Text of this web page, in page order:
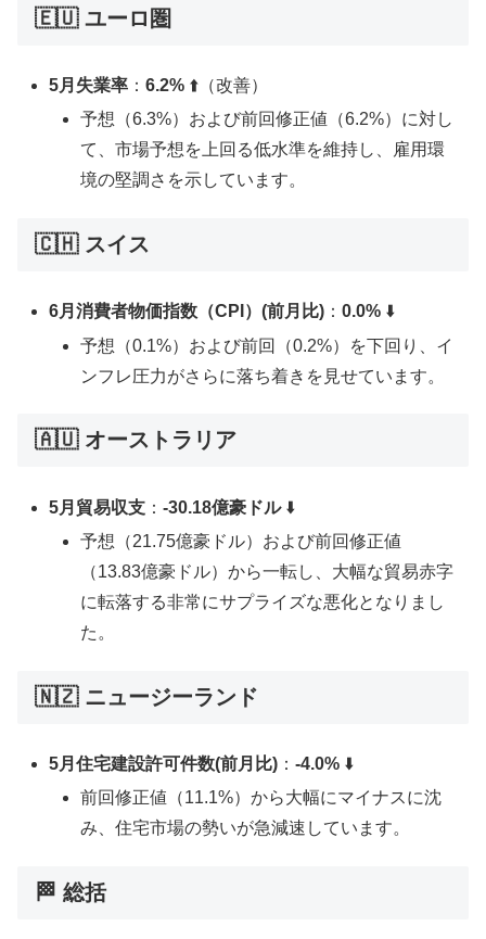
🇪🇺 ユーロ圏
5月失業率 ：6.2% ⬆️（改善）
予想（6.3%）および前回修正値（6.2%）に対し
て、市場予想を上回る低水準を維持し、雇用環
境の堅調さを示しています。
🇨🇭 スイス
6月消費者物価指数（CPI）(前月比) ：0.0% ⬇️
予想（0.1%）および前回（0.2%）を下回り、イ
ンフレ圧力がさらに落ち着きを見せています。
🇦🇺 オーストラリア
5月貿易収支 ：-30.18億豪ドル⬇️
予想（21.75億豪ドル）および前回修正値
（13.83億豪ドル）から一転し、大幅な貿易赤字
に転落する非常にサプライズな悪化となりまし
た。
🇳🇿 ニュージーランド
5月住宅建設許可件数(前月比) ：-4.0% ⬇️
前回修正値（11.1%）から大幅にマイナスに沈
み、住宅市場の勢いが急減速しています。
🏁 総括